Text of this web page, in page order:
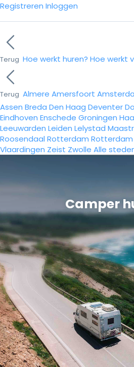
Registreren Inloggen
Terug Hoe werkt huren? Hoe werkt
Terug Almere Amersfoort
Assen Breda Den Haag Deventer
Eindhoven Enschede Groningen
Leeuwarden Leiden Lelystad
Roosendaal Rotterdam Rotterdam
Vlaardingen Zeist Zwolle Alle
Camper